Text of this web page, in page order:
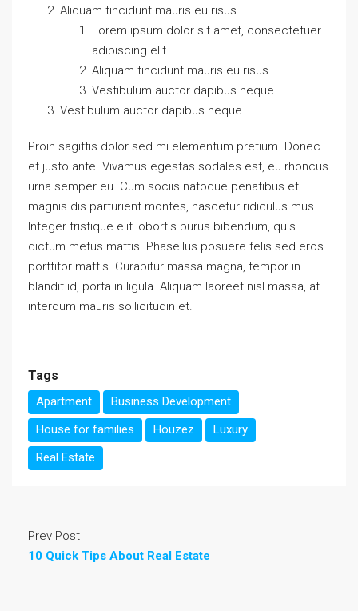
Aliquam tincidunt mauris eu risus.
Lorem ipsum dolor sit amet, consectetuer
adipiscing elit.
Aliquam tincidunt mauris eu risus.
Vestibulum auctor dapibus neque.
Vestibulum auctor dapibus neque.
Proin sagittis dolor sed mi elementum pretium. Donec
et justo ante. Vivamus egestas sodales est, eu rhoncus
urna semper eu. Cum sociis natoque penatibus et
magnis dis parturient montes, nascetur ridiculus mus.
Integer tristique elit lobortis purus bibendum, quis
dictum metus mattis. Phasellus posuere felis sed eros
porttitor mattis. Curabitur massa magna, tempor in
blandit id, porta in ligula. Aliquam laoreet nisl massa, at
interdum mauris sollicitudin et.
Tags
Apartment
Business Development
House for families
Houzez
Luxury
Real Estate
Prev Post
10 Quick Tips About Real Estate